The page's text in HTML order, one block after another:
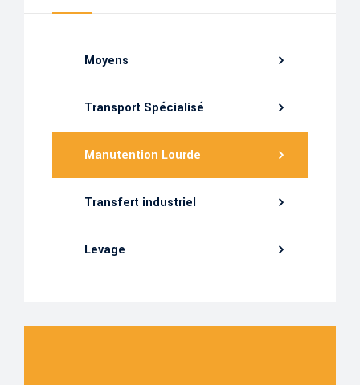
Moyens
Transport Spécialisé
Manutention Lourde
Transfert industriel
Levage